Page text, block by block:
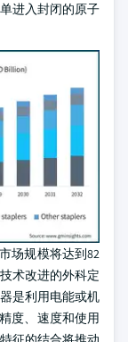
进入封闭的原子
场规模将达到82
术改进的外科定
是利用电能或机
度、速度和使用